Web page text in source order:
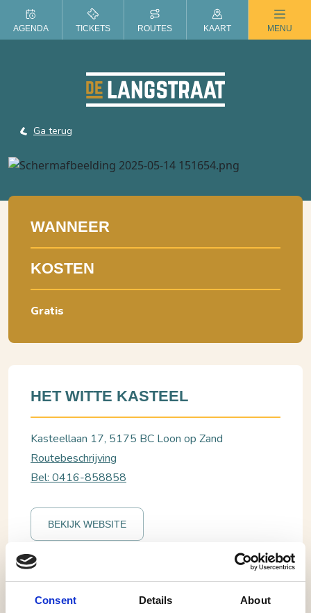
Consent Details About
ZOMER IN DE LANGSTRAAT
Ga terug
Dag van het Kasteel
WANNEER
KOSTEN
Gratis
HET WITTE KASTEEL
Kasteellaan 17, 5175 BC Loon op Zand
Routebeschrijving
Bel: 0416-858858
BEKIJK WEBSITE
AGENDA TICKETS ROUTES KAART MENU